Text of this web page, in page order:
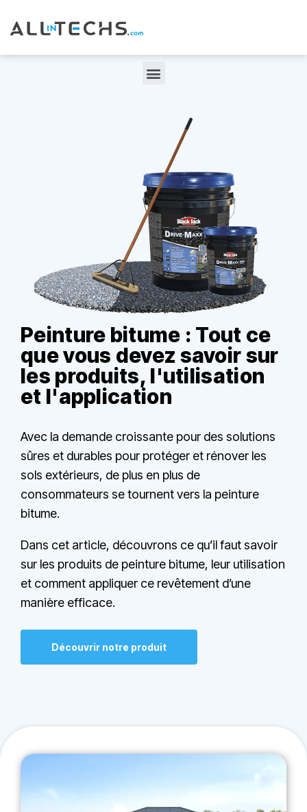
Peinture bitume : Tout ce
que vous devez savoir sur
les produits, l'utilisation
et l'application
Avec la demande croissante pour des solutions
sûres et durables pour protéger et rénover les
sols extérieurs, de plus en plus de
consommateurs se tournent vers la peinture
bitume.
Dans cet article, découvrons ce qu’il faut savoir
sur les produits de peinture bitume, leur utilisation
et comment appliquer ce revêtement d’une
manière efficace.
Découvrir notre produit